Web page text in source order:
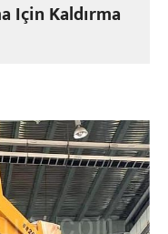
Için Kaldırma